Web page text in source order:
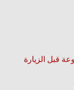
قبل الزيارة